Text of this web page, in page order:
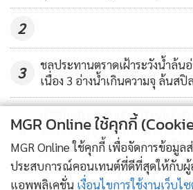
2
3
ชลประทานตราดเฝ้าระวังน้ำล้
เนื่อง 3 อ่างน้ำเกินความจุ ล้นสปิ
4
ฝ่ายปกครองทองผาภูมิรวบแรงง
ตัวกลางป่าชุมชนเกริงกระเวีย สา
สูงสุด 4.5 หมื่นบาท หวังลอบไปท
ข่าวอื่นในหม
MGR Online ใช้คุกกี้
MGR Online ใช้คุกกี้ เพื่อจัดการข้อมู
ประสบการณ์คอนเทนต์ที่ดีที่สุดให้กับผู้
แอพพลิเคชั่น เงื่อนไขการใช้งานเว็บไ